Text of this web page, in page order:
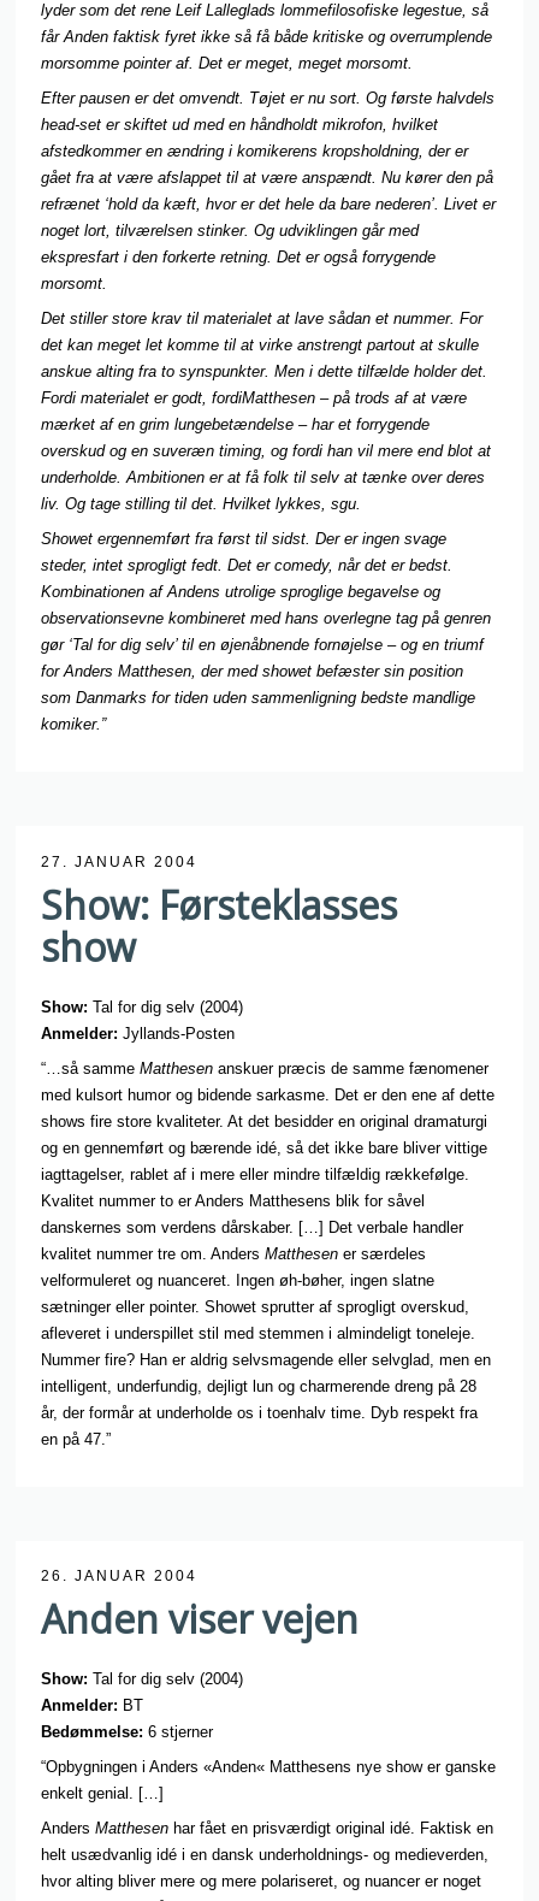
lyder som det rene Leif Lalleglads lommefilosofiske legestue, så
får Anden faktisk fyret ikke så få både kritiske og overrumplende
morsomme pointer af. Det er meget, meget morsomt.
Efter pausen er det omvendt. Tøjet er nu sort. Og første halvdels
head-set er skiftet ud med en håndholdt mikrofon, hvilket
afstedkommer en ændring i komikerens kropsholdning, der er
gået fra at være afslappet til at være anspændt. Nu kører den på
refrænet ‘hold da kæft, hvor er det hele da bare nederen’. Livet er
noget lort, tilværelsen stinker. Og udviklingen går med
ekspresfart i den forkerte retning. Det er også forrygende
morsomt.
Det stiller store krav til materialet at lave sådan et nummer. For
det kan meget let komme til at virke anstrengt partout at skulle
anskue alting fra to synspunkter. Men i dette tilfælde holder det.
Fordi materialet er godt, fordiMatthesen – på trods af at være
mærket af en grim lungebetændelse – har et forrygende
overskud og en suveræn timing, og fordi han vil mere end blot at
underholde. Ambitionen er at få folk til selv at tænke over deres
liv. Og tage stilling til det. Hvilket lykkes, sgu.
Showet ergennemført fra først til sidst. Der er ingen svage
steder, intet sprogligt fedt. Det er comedy, når det er bedst.
Kombinationen af Andens utrolige sproglige begavelse og
observationsevne kombineret med hans overlegne tag på genren
gør ‘Tal for dig selv’ til en øjenåbnende fornøjelse – og en triumf
for Anders Matthesen, der med showet befæster sin position
som Danmarks for tiden uden sammenligning bedste mandlige
komiker.”
27. JANUAR 2004
Show: Førsteklasses
show
Show:Tal for dig selv (2004)
Anmelder:Jyllands-Posten
“…så sammeMatthesen anskuer præcis de samme fænomener
med kulsort humor og bidende sarkasme. Det er den ene af dette
shows fire store kvaliteter. At det besidder en original dramaturgi
og en gennemført og bærende idé, så det ikke bare bliver vittige
iagttagelser, rablet af i mere eller mindre tilfældig rækkefølge.
Kvalitet nummer to er Anders Matthesens blik for såvel
danskernes som verdens dårskaber. […] Det verbale handler
kvalitet nummer tre om. AndersMatthesen er særdeles
velformuleret og nuanceret. Ingen øh-bøher, ingen slatne
sætninger eller pointer. Showet sprutter af sprogligt overskud,
afleveret i underspillet stil med stemmen i almindeligt toneleje.
Nummer fire? Han er aldrig selvsmagende eller selvglad, men en
intelligent, underfundig, dejligt lun og charmerende dreng på 28
år, der formår at underholde os i toenhalv time. Dyb respekt fra
en på 47.”
26. JANUAR 2004
Anden viser vejen
Show:Tal for dig selv (2004)
Anmelder: BT
Bedømmelse:6 stjerner
“Opbygningen i Anders «Anden« Matthesens nye show er ganske
enkelt genial. […]
AndersMatthesen har fået en prisværdigt original idé. Faktisk en
helt usædvanlig idé i en dansk underholdnings- og medieverden,
hvor alting bliver mere og mere polariseret, og nuancer er noget